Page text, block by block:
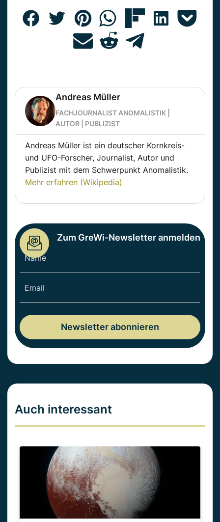
Andreas Müller
FACHJOURNALIST ANOMALISTIK |
AUTOR | PUBLIZIST
Andreas Müller ist ein deutscher Kornkreis-
und UFO-Forscher, Journalist, Autor und
Publizist mit dem Schwerpunkt Anomalistik.
Mehr erfahren (Wikipedia)
Zum GreWi-Newsletter anmelden
Auch interessant